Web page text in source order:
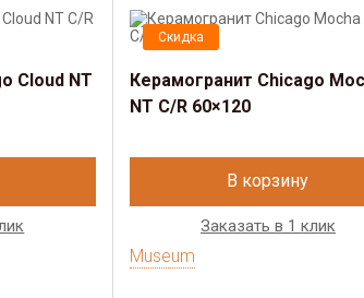
Cloud NT
Скидка
Керамогранит Chicago
NT C/R 60×120
В корзину
Заказать в 1 клик
Museum